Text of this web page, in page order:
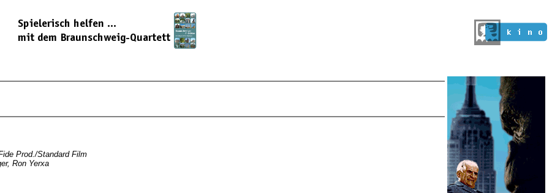
Prod./Standard Film
Ron Yerxa